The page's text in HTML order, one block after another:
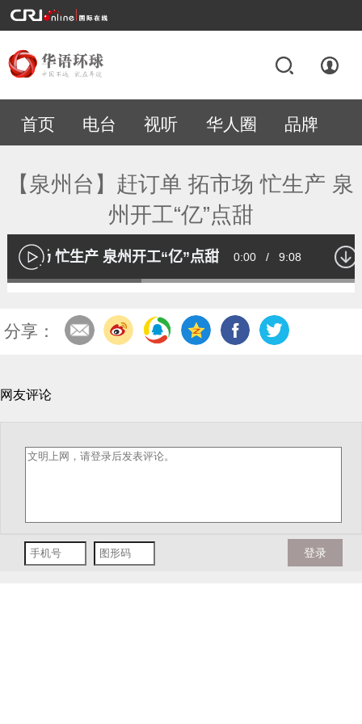
首页 电台 视听 华人圈 品牌
专题
【泉州台】赶订单 拓市场 忙生产 泉
州开工“亿”点甜
播
放
拓市场 忙生产 泉州开工“亿”点甜 Current
0:00 / Duration
9:08
Loaded:
分享：
网友评论
登录